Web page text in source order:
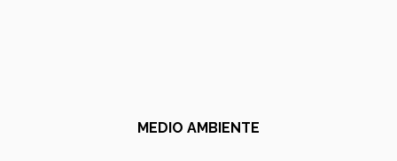
MEDIO AMBIENTE